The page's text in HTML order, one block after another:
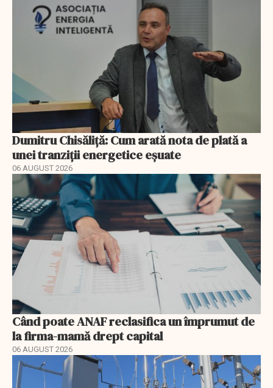
Dumitru Chisăliță: Cum arată nota de plată a
unei tranziții energetice eșuate
06 AUGUST 2026
Când poate ANAF reclasifica un împrumut de
la firma-mamă drept capital
06 AUGUST 2026